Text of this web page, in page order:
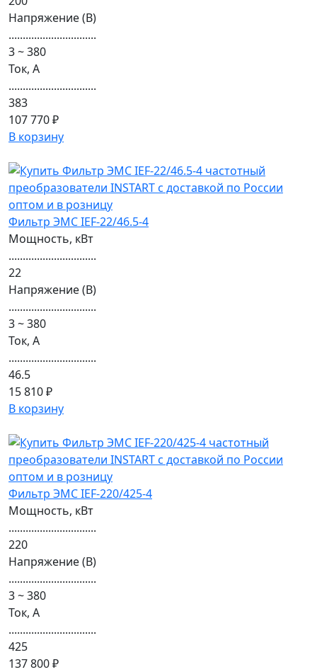
Напряжение (В)
...............................
3 ~ 380
Ток, А
...............................
383
107 770 ₽
В корзину
Фильтр ЭМС IEF-22/46.5-4
Мощность, кВт
...............................
22
Напряжение (В)
...............................
3 ~ 380
Ток, А
...............................
46.5
15 810 ₽
В корзину
Фильтр ЭМС IEF-220/425-4
Мощность, кВт
...............................
220
Напряжение (В)
...............................
3 ~ 380
Ток, А
...............................
425
137 800 ₽